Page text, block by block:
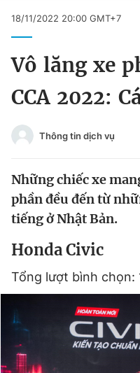
Chào ngày mới
Tin thị trường
Video
Sản phẩm khác
Tiện ích
Thông tin tòa soạn
Đổi mật khẩu
Tin đã lưu
18/11/2022 20:00 GMT+7
Vô lăng xe
CCA 2022:
Thông tin dịch vụ
Những chiếc xe
phần đều đến từ
tiếng ở Nhật Bản.
Honda Civic
Tổng lượt bình chọn: